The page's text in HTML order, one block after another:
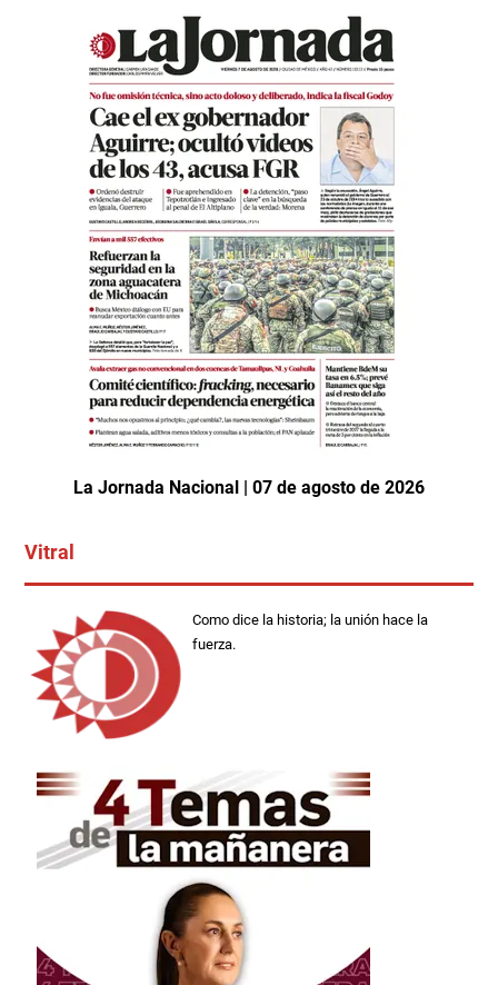
La Jornada Nacional | 07 de agosto de 2026
Vitral
Como dice la historia; la unión hace la
fuerza.